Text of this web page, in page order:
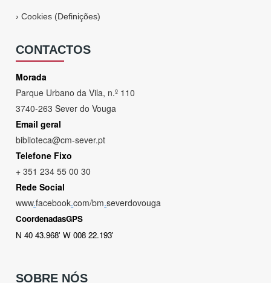
›Cookies (Definições)
CONTACTOS
Morada
Parque Urbano da Vila, n.º 110
3740-263 Sever do Vouga
Email geral
biblioteca@cm-sever.pt
Telefone Fixo
+ 351 234 55 00 30
Rede Social
www.facebook.com/bm.severdovouga
CoordenadasGPS
N 40 43.968' W 008 22.193'
SOBRE NÓS